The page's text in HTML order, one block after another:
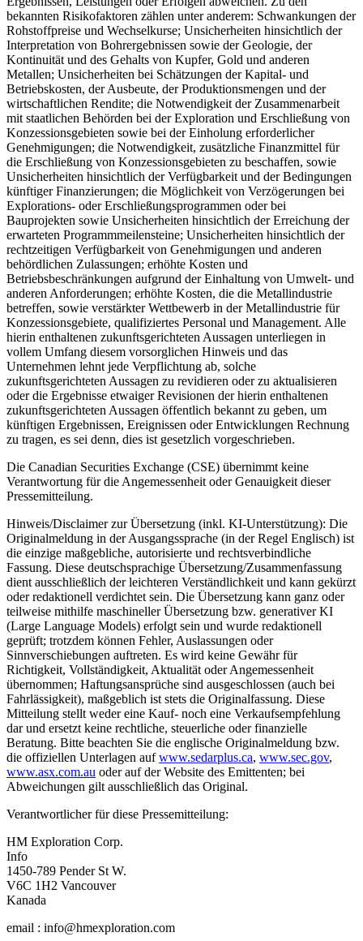
bekannten Risikofaktoren zählen unter anderem: Schwankungen der
Rohstoffpreise und Wechselkurse; Unsicherheiten hinsichtlich der
Interpretation von Bohrergebnissen sowie der Geologie, der
Kontinuität und des Gehalts von Kupfer, Gold und anderen
Metallen; Unsicherheiten bei Schätzungen der Kapital- und
Betriebskosten, der Ausbeute, der Produktionsmengen und der
wirtschaftlichen Rendite; die Notwendigkeit der Zusammenarbeit
mit staatlichen Behörden bei der Exploration und Erschließung von
Konzessionsgebieten sowie bei der Einholung erforderlicher
Genehmigungen; die Notwendigkeit, zusätzliche Finanzmittel für
die Erschließung von Konzessionsgebieten zu beschaffen, sowie
Unsicherheiten hinsichtlich der Verfügbarkeit und der Bedingungen
künftiger Finanzierungen; die Möglichkeit von Verzögerungen bei
Explorations- oder Erschließungsprogrammen oder bei
Bauprojekten sowie Unsicherheiten hinsichtlich der Erreichung der
erwarteten Programmmeilensteine; Unsicherheiten hinsichtlich der
rechtzeitigen Verfügbarkeit von Genehmigungen und anderen
behördlichen Zulassungen; erhöhte Kosten und
Betriebsbeschränkungen aufgrund der Einhaltung von Umwelt- und
anderen Anforderungen; erhöhte Kosten, die die Metallindustrie
betreffen, sowie verstärkter Wettbewerb in der Metallindustrie für
Konzessionsgebiete, qualifiziertes Personal und Management. Alle
hierin enthaltenen zukunftsgerichteten Aussagen unterliegen in
vollem Umfang diesem vorsorglichen Hinweis und das
Unternehmen lehnt jede Verpflichtung ab, solche
zukunftsgerichteten Aussagen zu revidieren oder zu aktualisieren
oder die Ergebnisse etwaiger Revisionen der hierin enthaltenen
zukunftsgerichteten Aussagen öffentlich bekannt zu geben, um
künftigen Ergebnissen, Ereignissen oder Entwicklungen Rechnung
zu tragen, es sei denn, dies ist gesetzlich vorgeschrieben.
Die Canadian Securities Exchange (CSE) übernimmt keine
Verantwortung für die Angemessenheit oder Genauigkeit dieser
Pressemitteilung.
Hinweis/Disclaimer zur Übersetzung (inkl. KI-Unterstützung): Die
Originalmeldung in der Ausgangssprache (in der Regel Englisch) ist
die einzige maßgebliche, autorisierte und rechtsverbindliche
Fassung. Diese deutschsprachige Übersetzung/Zusammenfassung
dient ausschließlich der leichteren Verständlichkeit und kann gekürzt
oder redaktionell verdichtet sein. Die Übersetzung kann ganz oder
teilweise mithilfe maschineller Übersetzung bzw. generativer KI
(Large Language Models) erfolgt sein und wurde redaktionell
geprüft; trotzdem können Fehler, Auslassungen oder
Sinnverschiebungen auftreten. Es wird keine Gewähr für
Richtigkeit, Vollständigkeit, Aktualität oder Angemessenheit
übernommen; Haftungsansprüche sind ausgeschlossen (auch bei
Fahrlässigkeit), maßgeblich ist stets die Originalfassung. Diese
Mitteilung stellt weder eine Kauf- noch eine Verkaufsempfehlung
dar und ersetzt keine rechtliche, steuerliche oder finanzielle
Beratung. Bitte beachten Sie die englische Originalmeldung bzw.
die offiziellen Unterlagen aufwww.sedarplus.ca, www.sec.gov,
www.asx.com.au oder auf der Website des Emittenten; bei
Abweichungen gilt ausschließlich das Original.
Verantwortlicher für diese Pressemitteilung:
HM Exploration Corp.
Info
1450-789 Pender St W.
V6C 1H2 Vancouver
Kanada
email : info@hmexploration.com